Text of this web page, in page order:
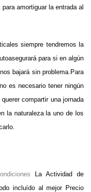
amortiguar la entrada al
siempre tendremos la
para si en algún
bajará sin problema. Para
es necesario tener ningún
compartir una jornada
la naturaleza la uno de los
La Actividad de
incluído al mejor Precio